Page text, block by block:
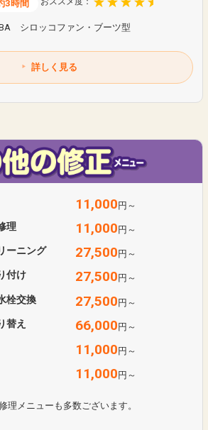
3時間
シロッコファン・ブーツ型
詳しく見る
11,000 円～
理 11,000 円～
ーニング 27,500 円～
付け 27,500 円～
栓交換 27,500円～
替え 66,000円～
11,000 円～
11,000 円～
理メニューも多数ございます。